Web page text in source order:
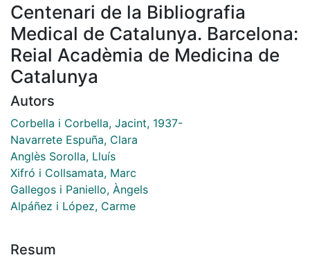
Centenari de la Bibliografia
Medical de Catalunya. Barcelona:
Reial Acadèmia de Medicina de
Catalunya
Autors
Corbella i Corbella, Jacint, 1937-
Navarrete Espuña, Clara
Anglès Sorolla, Lluís
Xifró i Collsamata, Marc
Gallegos i Paniello, Àngels
Alpáñez i López, Carme
Resum